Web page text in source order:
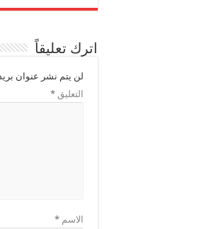
اترك تعليقاً
لن يتم نشر عنوان
التعليق *
الاسم *